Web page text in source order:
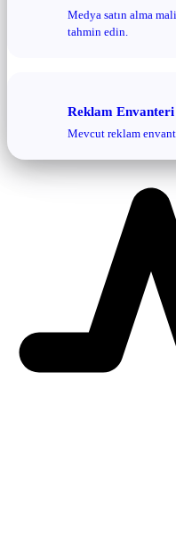
Medya satın alma
tahmin edin.
Reklam Envanteri
Mevcut reklam